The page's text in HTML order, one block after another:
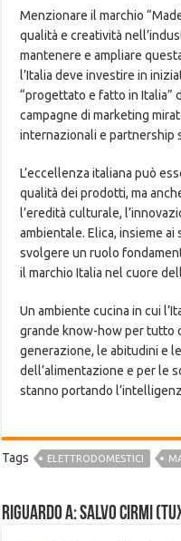
Menzionare il marchio
qualità e creatività
mantenere e ampliare
l’Italia deve investire in
“progettato e fatto in Italia”
campagne di marketing
internazionali e partnership
L’eccellenza italiana può
qualità dei prodotti, ma
l’eredità culturale,
ambientale. Elica, insieme
svolgere un ruolo
il marchio Italia nel cuore
Un ambiente cucina in cui
grande know-how per tutto
generazione, le abitudini e
dell’alimentazione e per le
stanno portando
Tags ELETTRODOMESTICI
Riguardo a: Salvo Cirmi